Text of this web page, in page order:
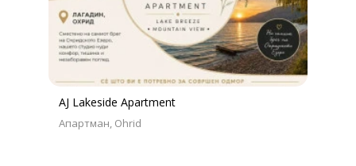
AJ Lakeside Apartment
Апартман Ohrid